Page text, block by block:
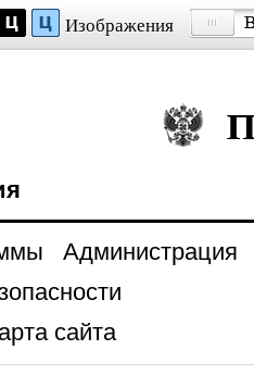
Изображения
Администрация
сайта